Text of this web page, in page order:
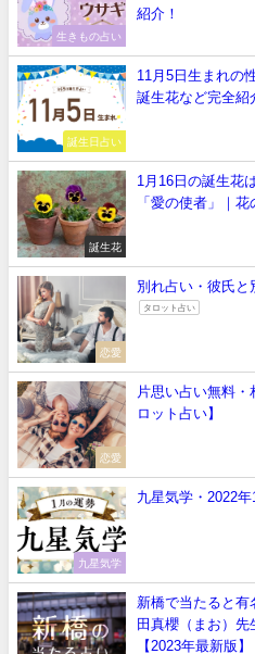
生きもの占い
紹介！
誕生日占い
11月5日生まれの
誕生花など完全紹
誕生花
1月16日の誕生花
「愛の使者」｜
恋愛
別れ占い・彼氏と
タロット占い
恋愛
片思い占い無料・
ロット占い】
九星気学
九星気学・2022
新橋で当たると有
田真櫻（まお）先
【2023年最新版】